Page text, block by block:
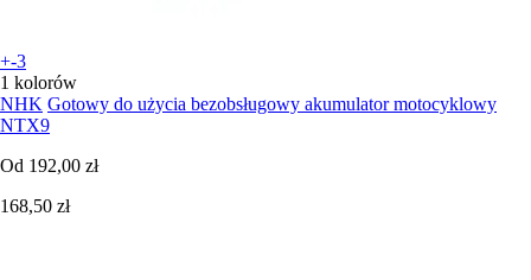
+-3
1 kolorów
NHK Gotowy do użycia bezobsługowy akumulator motocyklowy
NTX9
Od 192,00 zł
168,50 zł